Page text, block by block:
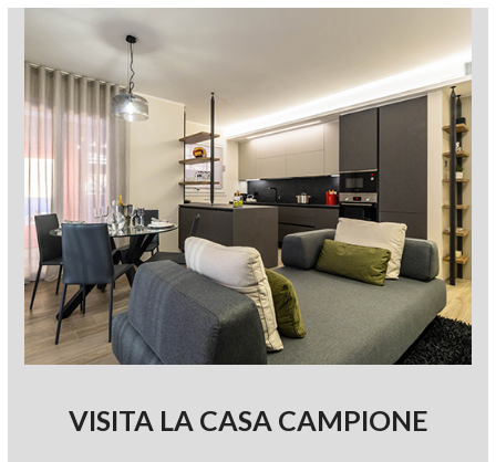
VISITA LA CASA CAMPIONE